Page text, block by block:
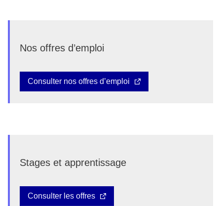
Nos offres d’emploi
Consulter nos offres d’emploi
Stages et apprentissage
Consulter les offres